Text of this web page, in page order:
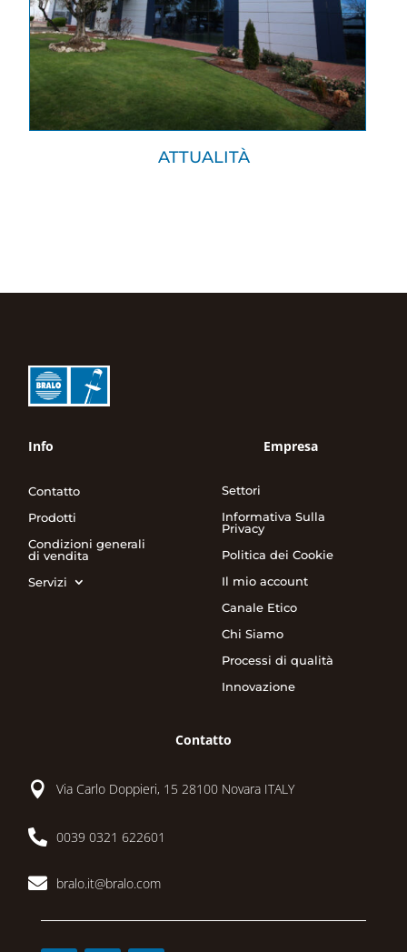
ATTUALITÀ
Info
Contatto
Prodotti
Condizioni generali
di vendita
Servizi
Empresa
Settori
Informativa Sulla
Privacy
Politica dei Cookie
Il mio account
Canale Etico
Chi Siamo
Processi di qualità
Innovazione
Contatto
 Via Carlo Doppieri, 15 28100 Novara ITALY
 0039 0321 622601
 bralo.it@bralo.com